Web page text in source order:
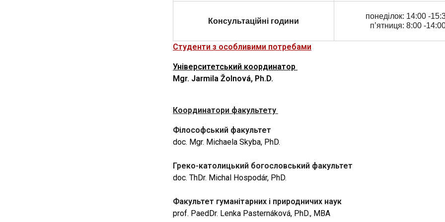
Консультаційні години
понеділок: 14:00 -
п’ятниця: 8:00 -
Студенти з особливими потребами
Університетський координатор
Mgr. Jarmila Žolnová, Ph.D.
Координатори факультету
Філософський факультет
doc. Mgr. Michaela Skyba, PhD.
Греко-католицький богословський факультет
doc. ThDr. Michal Hospodár, PhD.
Факультет гуманітарних і природничих наук
prof. PaedDr. Lenka Pasternáková, PhD., MBA